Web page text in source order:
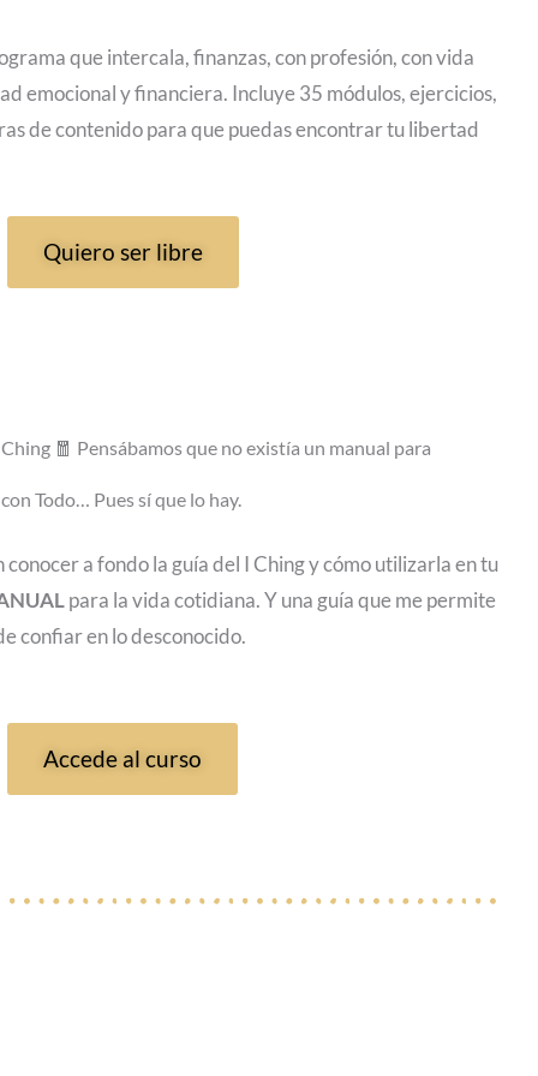
que intercala, finanzas, con profesión, con vida
emocional y financiera. Incluye 35 módulos, ejercicios,
de contenido para que puedas encontrar tu libertad
Quiero ser libre
🧧 Pensábamos que no existía un manual para
Todo… Pues sí que lo hay.
a fondo la guía del I Ching y cómo utilizarla en tu
para la vida cotidiana. Y una guía que me permite
confiar en lo desconocido.
Accede al curso